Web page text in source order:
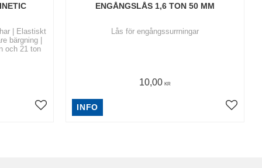
| Elastiskt
bärgning |
och 21 ton
ENGÅNGSLÅS 1,6 TON 50 MM
Lås för engångssurrningar
10,00 KR
INFO